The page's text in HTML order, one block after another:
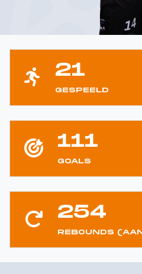
21
GESPEELD
111
GOALS
254
REBOUNDS